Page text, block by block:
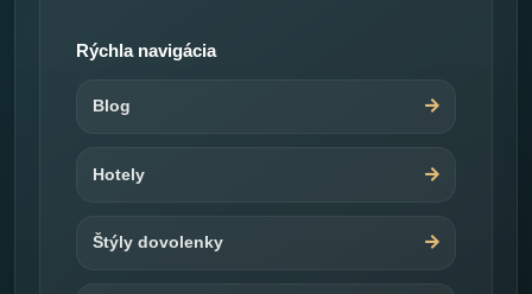
Rýchla navigácia
Blog
Hotely
Štýly dovolenky